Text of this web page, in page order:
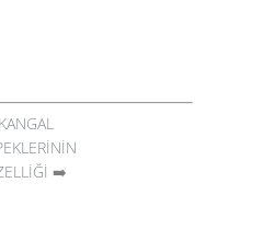
KANGAL
➡️